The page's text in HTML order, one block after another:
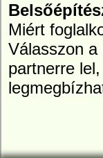
Miért
Válasszon a
partnerre